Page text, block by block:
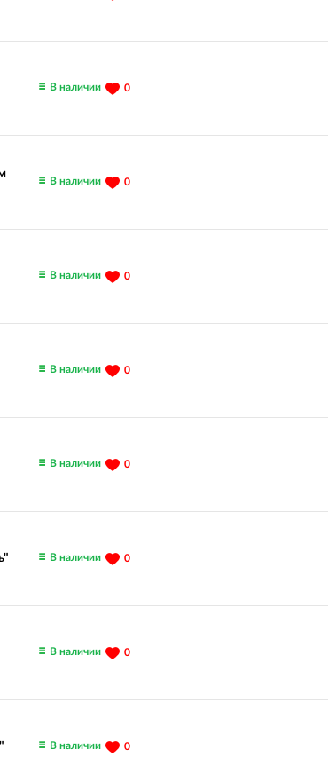
В наличии 0
В наличии 0
В наличии 0
В наличии 0
В наличии 0
В наличии 0
В наличии 0
В наличии 0